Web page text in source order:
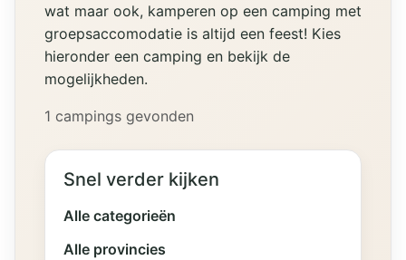
wat maar ook, kamperen op een camping met
groepsaccomodatie is altijd een feest! Kies
hieronder een camping en bekijk de
mogelijkheden.
1 campings gevonden
Snel verder kijken
Alle categorieën
Alle provincies